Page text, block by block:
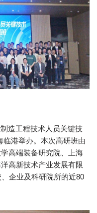
造工程技术人员关键技
临港举办。本次高研班由
高端装备研究院、上海
高新技术产业发展有限
企业及科研院所的近80